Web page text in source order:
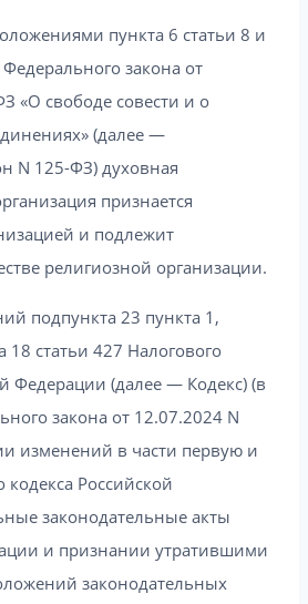
пункта 6 статьи 8 и
закона от
«О свободе совести и о
(далее —
N 125-ФЗ) духовная
признается
и подлежит
религиозной организации.
подпункта 23 пункта 1,
18 статьи 427 Налогового
Федерации (далее — Кодекс) (в
закона от 12.07.2024 N
изменений в части первую и
кодекса Российской
законодательные акты
и признании утратившими
законодательных